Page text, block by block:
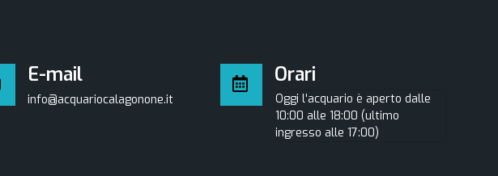
E-mail
info@acquariocalagonone.it
Orari
Oggi l'acquario è aperto dalle
10:00 alle 18:00 (ultimo
ingresso alle 17:00)